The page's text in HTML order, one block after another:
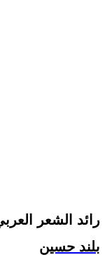
رائد الشعر
بلند حسين